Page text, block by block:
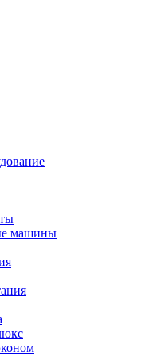
машины